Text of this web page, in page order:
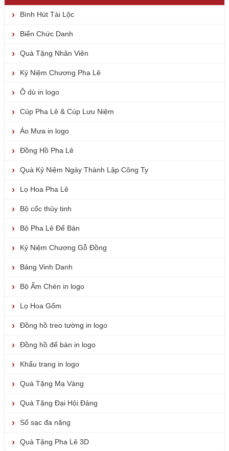
Bình Hút Tài Lộc
Biển Chức Danh
Quà Tặng Nhân Viên
Kỷ Niệm Chương Pha Lê
Ô dù in logo
Cúp Pha Lê & Cúp Lưu Niệm
Áo Mưa in logo
Đồng Hồ Pha Lê
Quà Kỷ Niệm Ngày Thành Lập Công Ty
Lọ Hoa Pha Lê
Bộ cốc thủy tinh
Bộ Pha Lê Để Bàn
Kỷ Niệm Chương Gỗ Đồng
Bảng Vinh Danh
Bộ Ấm Chén in logo
Lọ Hoa Gốm
Đồng hồ treo tường in logo
Đồng hồ để bàn in logo
Khẩu trang in logo
Quà Tặng Mạ Vàng
Quà Tặng Đại Hội Đảng
Sổ sạc đa năng
Quà Tặng Pha Lê 3D